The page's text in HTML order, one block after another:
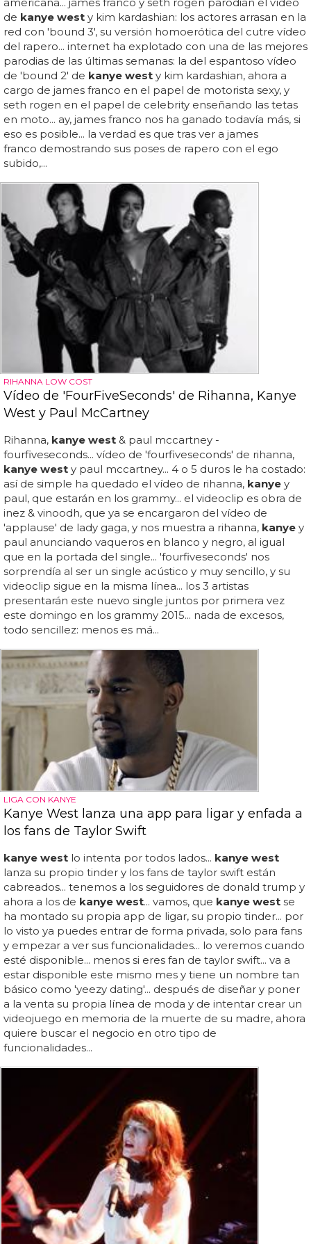
de kanye west y kim kardashian: los actores arrasan en la
red con 'bound 3', su versión homoerótica del cutre vídeo
del rapero... internet ha explotado con una de las mejores
parodias de las últimas semanas: la del espantoso vídeo
de 'bound 2' de kanye west y kim kardashian, ahora a
cargo de james franco en el papel de motorista sexy, y
seth rogen en el papel de celebrity enseñando las tetas
en moto... ay, james franco nos ha ganado todavía más, si
eso es posible... la verdad es que tras ver a james
franco demostrando sus poses de rapero con el ego
subido,...
RIHANNA LOW COST
Vídeo de 'FourFiveSeconds' de Rihanna, Kanye
West y Paul McCartney
Rihanna, kanye west & paul mccartney -
fourfiveseconds... vídeo de 'fourfiveseconds' de rihanna,
kanye west y paul mccartney... 4 o 5 duros le ha costado:
así de simple ha quedado el vídeo de rihanna, kanye y
paul, que estarán en los grammy... el videoclip es obra de
inez & vinoodh, que ya se encargaron del vídeo de
'applause' de lady gaga, y nos muestra a rihanna, kanye y
paul anunciando vaqueros en blanco y negro, al igual
que en la portada del single... 'fourfiveseconds' nos
sorprendía al ser un single acústico y muy sencillo, y su
videoclip sigue en la misma línea... los 3 artistas
presentarán este nuevo single juntos por primera vez
este domingo en los grammy 2015... nada de excesos,
todo sencillez: menos es má...
LIGA CON KANYE
Kanye West lanza una app para ligar y enfada a
los fans de Taylor Swift
kanye west lo intenta por todos lados... kanye west
lanza su propio tinder y los fans de taylor swift están
cabreados... tenemos a los seguidores de donald trump y
ahora a los de kanye west... vamos, que kanye west se
ha montado su propia app de ligar, su propio tinder... por
lo visto ya puedes entrar de forma privada, solo para fans
y empezar a ver sus funcionalidades... lo veremos cuando
esté disponible... menos si eres fan de taylor swift... va a
estar disponible este mismo mes y tiene un nombre tan
básico como 'yeezy dating'... después de diseñar y poner
a la venta su propia línea de moda y de intentar crear un
videojuego en memoria de la muerte de su madre, ahora
quiere buscar el negocio en otro tipo de
funcionalidades...